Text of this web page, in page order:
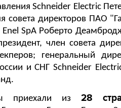
Schneider Electric
совета директоров ПАО
SpA Роберто
член совета
генеральный
и СНГ Schneider
приехали из 28